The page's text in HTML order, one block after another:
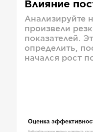
Влияние
Анализируйте
произвели
показателей.
определить,
начался рост